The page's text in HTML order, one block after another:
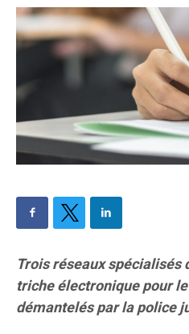
Trois réseaux spécialisés
triche électronique pour
démantelés par la police